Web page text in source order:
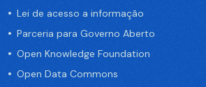
Lei de acesso a informação
Parceria para Governo Aberto
Open Knowledge Foundation
Open Data Commons